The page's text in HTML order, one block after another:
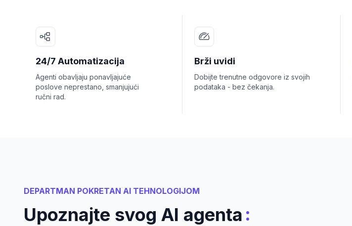
24/7 Automatizacija
Agenti obavljaju ponavljajuće
poslove neprestano, smanjujući
ručni rad.
Brži uvidi
Dobijte trenutne odgovore iz svojih
podataka - bez čekanja.
DEPARTMAN POKRETAN AI TEHNOLOGIJOM
Upoznajte svog AI agenta :